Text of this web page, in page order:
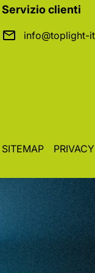
Servizio clienti
info@toplight-
SITEMAP PRIVACY